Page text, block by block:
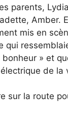
parents,
Amber.
mis en
qui
» et
de la
sur la route